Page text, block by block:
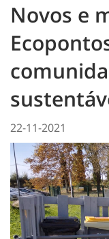
Novos e
22-11-2021